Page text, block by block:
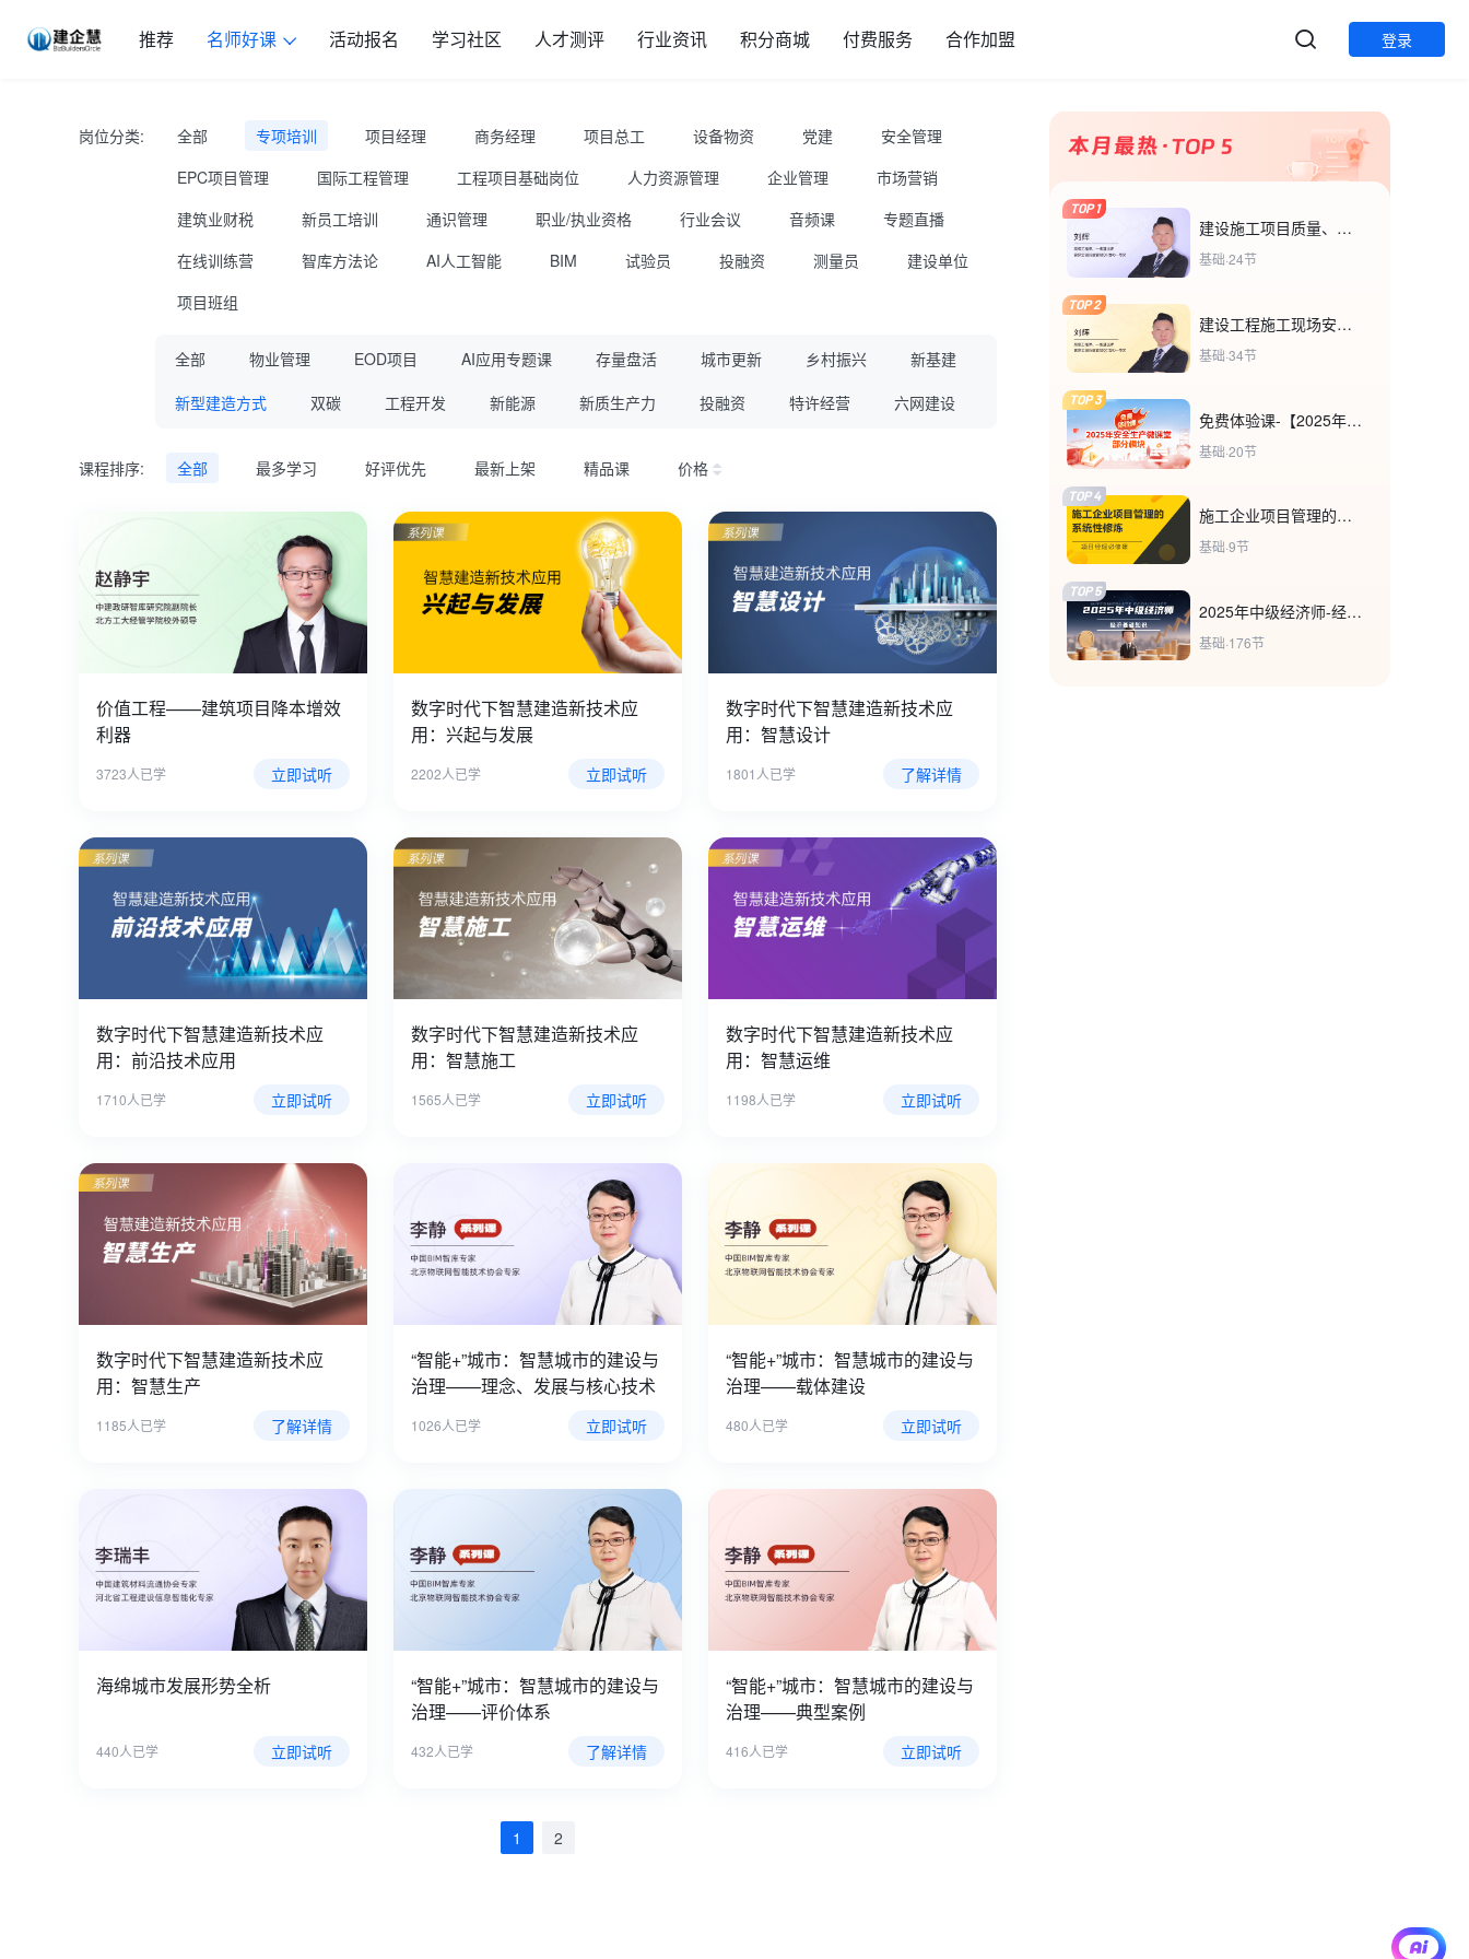
推荐 名师好课 活动报名 学习社区 人才测评 行业资讯 积分商城 付费服务 合作加盟 登录
岗位分类: 全部 专项培训 项目经理 商务经理 项目总工 设备物资 党建
安全管理
EPC项目管理
国际工程管理 工程项目基础岗位 人力资源管理 企业管理
市场营销
建筑业财税
新员工培训 通识管理 职业/执业资格 行业会议 音频课
专题直播
在线训练营
智库方法论 AI人工智能 BIM 试验员 投融资 测量员
建设单位
项目班组
全部 物业管理 EOD项目 AI应用专题课 存量盘活 城市更新 乡村振兴
新基建
新型建造方式
双碳 工程开发 新能源 新质生产力 投融资 特许经营 六网建设
课程排序: 全部 最多学习 好评优先 最新上架 精品课 价格
价值工程——建筑项目降本增效
利器
3723人已学 立即试听
数字时代下智慧建造新技术应
用：兴起与发展
2202人已学 立即试听
数字时代下智慧建造新技术应
用：智慧设计
1801人已学 了解详情
数字时代下智慧建造新技术应
用：前沿技术应用
1710人已学 立即试听
数字时代下智慧建造新技术应
用：智慧施工
1565人已学 立即试听
数字时代下智慧建造新技术应
用：智慧运维
1198人已学 立即试听
数字时代下智慧建造新技术应
用：智慧生产
1185人已学 了解详情
“智能+”城市：智慧城市的建设与
治理——理念、发展与核心技术
1026人已学 立即试听
“智能+”城市：智慧城市的建设与
治理——载体建设
480人已学 立即试听
海绵城市发展形势全析
440人已学 立即试听
“智能+”城市：智慧城市的建设与
治理——评价体系
432人已学 了解详情
“智能+”城市：智慧城市的建设与
治理——典型案例
416人已学 立即试听
1 2
TOP 1
建设施工项目质量、安全管理基本程序及要素分析
基础·24节
TOP 2
建设工程施工现场安全事故类别与预防措施
基础·34节
TOP 3
免费体验课-【2025年安全生产微课堂部分模块】
基础·20节
TOP 4
施工企业项目管理的系统性修炼
基础·9节
TOP 5
2025年中级经济师-经济基础知识
基础·176节